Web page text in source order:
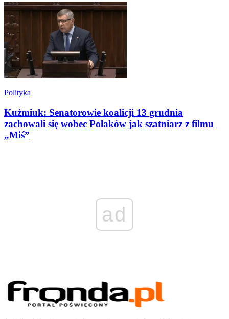
Polityka
Kuźmiuk: Senatorowie koalicji 13 grudnia
zachowali się wobec Polaków jak szatniarz z filmu
„Miś”
ad